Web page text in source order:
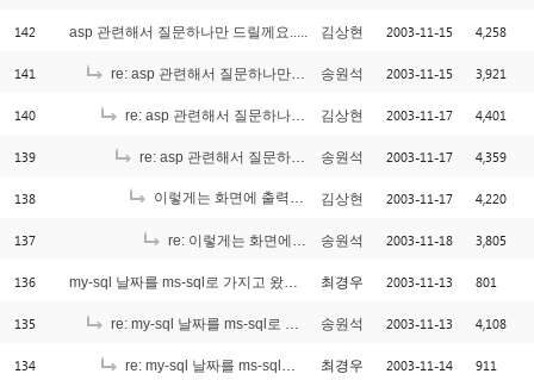
142 asp 관련해서 질문하나만 드릴께요..... 김상현 2003-11-15 4,258
141 re: asp 관련해서 질문하나만 드릴께요..... 송원석 2003-11-15 3,921
140 re: asp 관련해서 질문하나만 드릴께요..... 김상현 2003-11-17 4,401
139 re: asp 관련해서 질문하나만 드릴께요..... 송원석 2003-11-17 4,359
138 이렇게는 화면에 출력이 되는데요...도움 부탁 드립니다....^^ 김상현 2003-11-17 4,220
137 re: 이렇게는 화면에 출력이 되는데요...도움 부탁 드립니다....^^ 송원석 2003-11-18 3,805
136 my-sql 날짜를 ms-sql로 가지고 왔는데... 최경우 2003-11-13 801
135 re: my-sql 날짜를 ms-sql로 가지고 왔는데... 송원석 2003-11-13 4,108
134 re: my-sql 날짜를 ms-sql로 가지고 왔는데... 최경우 2003-11-14 911